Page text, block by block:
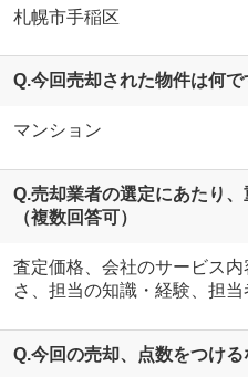
札幌市手稲区
Q.今回売却された物件は何で
マンション
Q.売却業者の選定にあたり
（複数回答可）
査定価格、会社のサービス
さ、担当の知識・経験、担
Q.今回の売却、点数をつける